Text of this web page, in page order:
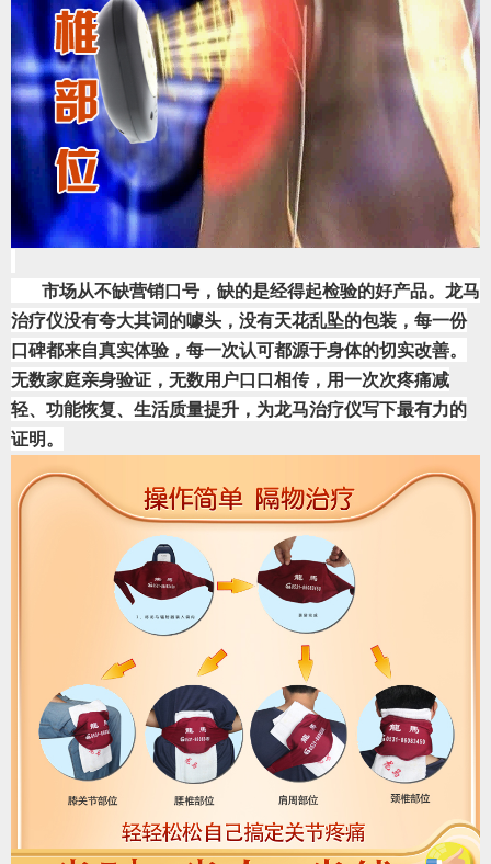
治疗仪没有夸大其词的噱头，没有天花乱坠的包装，每一份
口碑都来自真实体验，每一次认可都源于身体的切实改善。
无数家庭亲身验证，无数用户口口相传，用一次次疼痛减
轻、功能恢复、生活质量提升，为龙马治疗仪写下最有力的
证明。